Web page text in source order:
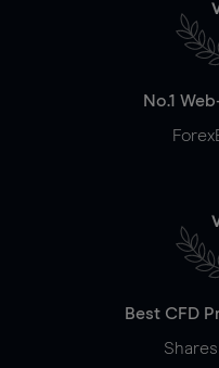
No.1
Best CFD